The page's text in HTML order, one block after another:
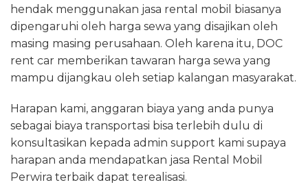
hendak menggunakan jasa rental mobil biasanya
dipengaruhi oleh harga sewa yang disajikan oleh
masing masing perusahaan. Oleh karena itu, DOC
rent car memberikan tawaran harga sewa yang
mampu dijangkau oleh setiap kalangan masyarakat.
Harapan kami, anggaran biaya yang anda punya
sebagai biaya transportasi bisa terlebih dulu di
konsultasikan kepada admin support kami supaya
harapan anda mendapatkan jasa Rental Mobil
Perwira terbaik dapat terealisasi.